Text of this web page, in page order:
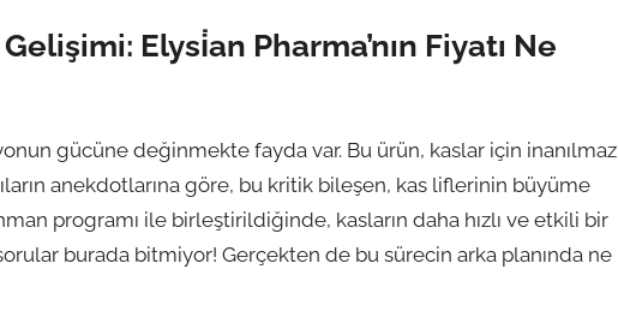
Elysi̇an Pharma’nın Fiyatı Ne
gücüne değinmekte fayda var. Bu ürün, kaslar için inanılmaz
anekdotlarına göre, bu kritik bileşen, kas liflerinin büyüme
programı ile birleştirildiğinde, kasların daha hızlı ve etkili bir
burada bitmiyor! Gerçekten de bu sürecin arka planında ne